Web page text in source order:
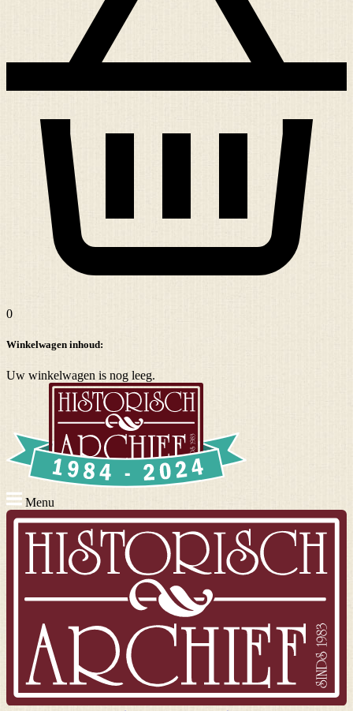
0
Winkelwagen inhoud:
Uw winkelwagen is nog leeg.
Menu